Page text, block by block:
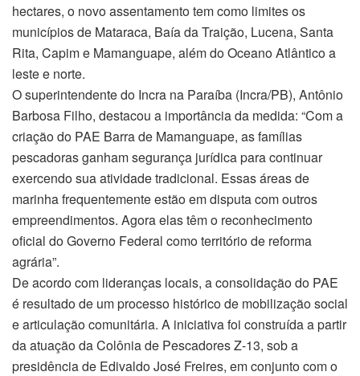
hectares, o novo assentamento tem como limites os
municípios de Mataraca, Baía da Traição, Lucena, Santa
Rita, Capim e Mamanguape, além do Oceano Atlântico a
leste e norte.
O superintendente do Incra na Paraíba (Incra/PB), Antônio
Barbosa Filho, destacou a importância da medida: “Com a
criação do PAE Barra de Mamanguape, as famílias
pescadoras ganham segurança jurídica para continuar
exercendo sua atividade tradicional. Essas áreas de
marinha frequentemente estão em disputa com outros
empreendimentos. Agora elas têm o reconhecimento
oficial do Governo Federal como território de reforma
agrária”.
De acordo com lideranças locais, a consolidação do PAE
é resultado de um processo histórico de mobilização social
e articulação comunitária. A iniciativa foi construída a partir
da atuação da Colônia de Pescadores Z-13, sob a
presidência de Edivaldo José Freires, em conjunto com o